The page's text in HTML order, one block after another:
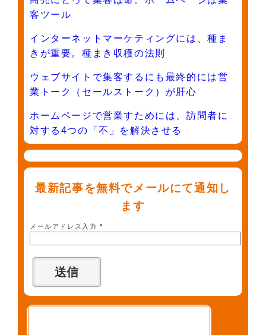
客ツール
インターネットマーケティングには、種ま
きが重要。種まき収穫の法則
ウェブサイトで集客するにも最終的には営
業トーク（セールストーク）が肝心
ホームページで営業すためには、訪問者に
対する4つの「不」を解決させる
最新記事を無料でメールにて通知し
ます
メールアドレス入力 *